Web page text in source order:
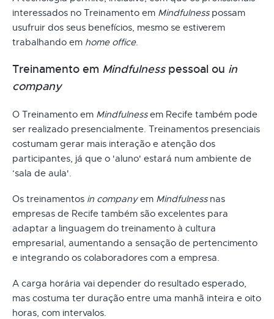
interessados no Treinamento em Mindfulnesspossam
usufruir dos seus benefícios, mesmo se estiverem
trabalhando em home office.
Treinamento em Mindfulnesspessoal ou in
company
O Treinamento em Mindfulnessem Recife também pode
ser realizado presencialmente. Treinamentos presenciais
costumam gerar mais interação e atenção dos
participantes, já que o 'aluno' estará num ambiente de
‘sala de aula'.
Os treinamentos in companyem Mindfulnessnas
empresas de Recife também são excelentes para
adaptar a linguagem do treinamento à cultura
empresarial, aumentando a sensação de pertencimento
e integrando os colaboradores com a empresa.
A carga horária vai depender do resultado esperado,
mas costuma ter duração entre uma manhã inteira e oito
horas, com intervalos.